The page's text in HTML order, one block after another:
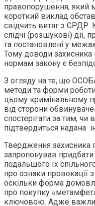
правопорушення, який
короткий виклад
свідчить витяг з ЄРДР.
слідчі (розшукові) дії,
та постановлені у
Тому доводи захисника
нормам закону є
З огляду на те, що
методи та форми
цьому кримінальному
від сторони
спостерігати за тим, чи
підтвердиться надана
Твердження
запропонував
подальшого їх
про ознаки провокації
оскільки форма
про покупку
ключовою. Адже